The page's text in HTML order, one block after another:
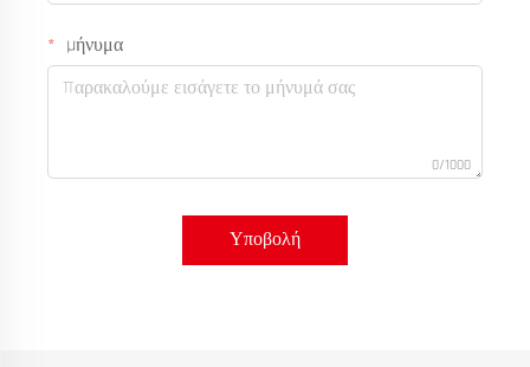
Μήνυμα
0/1000
Υποβολή